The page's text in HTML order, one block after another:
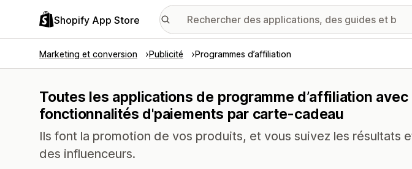
Shopify App Store
Marketing et conversion Publicité Programmes d’affiliation
Toutes les applications de programme d’affiliation avec
fonctionnalités d'paiements par carte-cadeau
Ils font la promotion de vos produits, et vous suivez les résultats
des influenceurs.